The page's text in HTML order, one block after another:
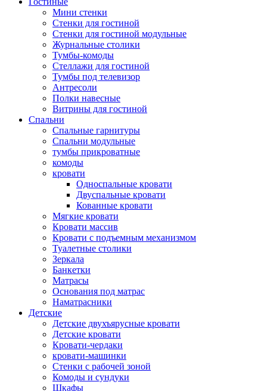
Мини стенки
Стенки для гостиной
Стенки для гостиной модульные
Журнальные столики
Тумбы-комоды
Стеллажи для гостиной
Тумбы под телевизор
Антресоли
Полки навесные
Витрины для гостиной
Спальни
Спальные гарнитуры
Спальни модульные
тумбы прикроватные
комоды
кровати
Односпальные кровати
Двуспальные кровати
Кованные кровати
Мягкие кровати
Кровати массив
Кровати с подъемным механизмом
Туалетные столики
Зеркала
Банкетки
Матрасы
Основания под матрас
Наматрасники
Детские
Детские двухъярусные кровати
Детские кровати
Кровати-чердаки
кровати-машинки
Стенки с рабочей зоной
Комоды и сундуки
Шкафы